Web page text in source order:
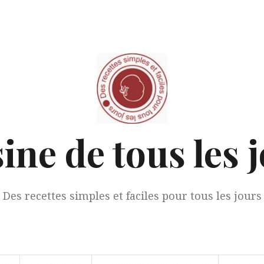
de tous les
Des recettes simples et faciles pour tous les jours